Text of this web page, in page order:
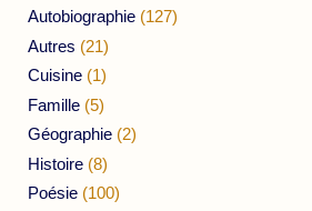
Autobiographie (127)
Autres (21)
Cuisine (1)
Famille (5)
Géographie (2)
Histoire (8)
Poésie (100)